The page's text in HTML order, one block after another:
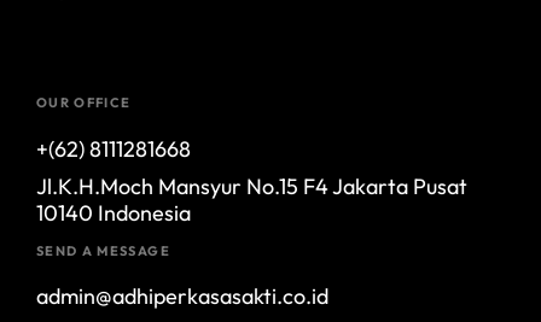
OUR OFFICE
+(62) 8111281668
Jl.K.H.Moch Mansyur No.15 F4 Jakarta Pusat
10140 Indonesia
SEND A MESSAGE
admin@adhiperkasasakti.co.id